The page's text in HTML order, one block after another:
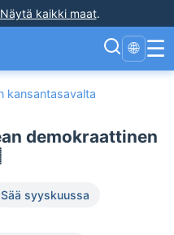
Näytä kaikki maat.
🌐 ☰
kansantasavalta
demokraattinen
Sää syyskuussa